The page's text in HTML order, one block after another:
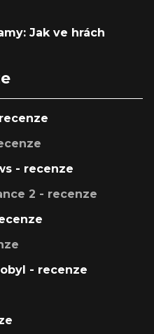
Jak ve hrách
- recenze
2 - recenze
- recenze